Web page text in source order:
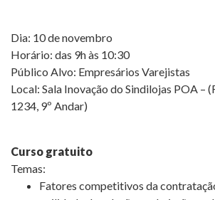
Dia: 10 de novembro
Horário: das 9h às 10:30
Público Alvo: Empresários Varejistas
Local: Sala Inovação do Sindilojas POA –
1234, 9º Andar)
Curso gratuito
Temas:
Fatores competitivos da